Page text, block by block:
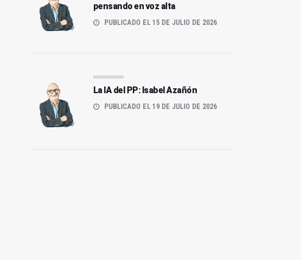
pensando en voz alta
PUBLICADO EL 15 DE JULIO DE 2026
La IA del PP: Isabel Azañón
PUBLICADO EL 19 DE JULIO DE 2026